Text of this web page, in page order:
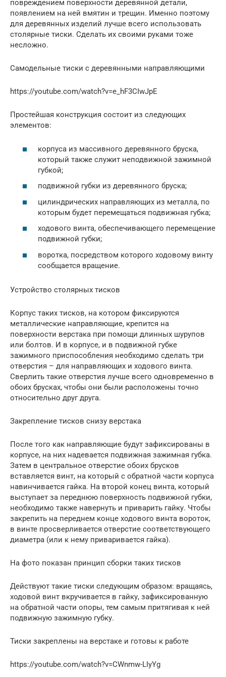
повреждением поверхности деревянной детали,
появлением на ней вмятин и трещин. Именно поэтому
для деревянных изделий лучше всего использовать
столярные тиски. Сделать их своими руками тоже
несложно.
Самодельные тиски с деревянными направляющими
https://youtube.com/watch?v=e_hF3CIwJpE
Простейшая конструкция состоит из следующих
элементов:
корпуса из массивного деревянного бруска,
который также служит неподвижной зажимной
губкой;
подвижной губки из деревянного бруска;
цилиндрических направляющих из металла, по
которым будет перемещаться подвижная губка;
ходового винта, обеспечивающего перемещение
подвижной губки;
воротка, посредством которого ходовому винту
сообщается вращение.
Устройство столярных тисков
Корпус таких тисков, на котором фиксируются
металлические направляющие, крепится на
поверхности верстака при помощи длинных шурупов
или болтов. И в корпусе, и в подвижной губке
зажимного приспособления необходимо сделать три
отверстия – для направляющих и ходового винта.
Сверлить такие отверстия лучше всего одновременно в
обоих брусках, чтобы они были расположены точно
относительно друг друга.
Закрепление тисков снизу верстака
После того как направляющие будут зафиксированы в
корпусе, на них надевается подвижная зажимная губка.
Затем в центральное отверстие обоих брусков
вставляется винт, на который с обратной части корпуса
навинчивается гайка. На второй конец винта, который
выступает за переднюю поверхность подвижной губки,
необходимо также навернуть и приварить гайку. Чтобы
закрепить на переднем конце ходового винта вороток,
в винте просверливается отверстие соответствующего
диаметра (или к нему приваривается гайка).
На фото показан принцип сборки таких тисков
Действуют такие тиски следующим образом: вращаясь,
ходовой винт вкручивается в гайку, зафиксированную
на обратной части опоры, тем самым притягивая к ней
подвижную зажимную губку.
Тиски закреплены на верстаке и готовы к работе
https://youtube.com/watch?v=CWnmw-LIyYg